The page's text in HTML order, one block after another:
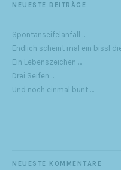
NEUESTE BEITRÄGE
Spontanseifelanfall …
Endlich scheint mal ein bissl
Ein Lebenszeichen …
Drei Seifen …
Und noch einmal bunt …
NEUESTE KOMMENTARE